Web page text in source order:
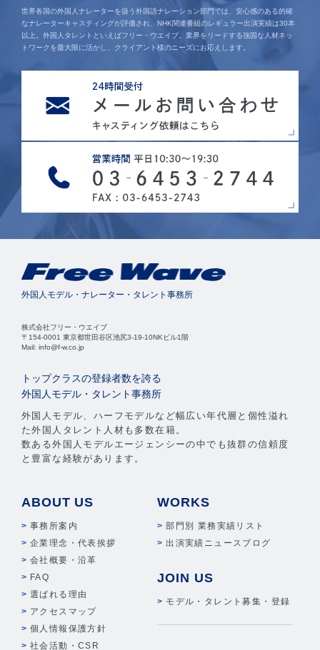
世界各国の外国人ナレーターを扱う外国語ナレーション部門では、安心感のある的確
なナレーターキャスティングが評価され、NHK関連番組のレギュラー出演実績は30本
以上。外国人タレントといえばフリー・ウエイブ。業界をリードする強固な人材ネッ
トワークを最大限に活かし、クライアント様のニーズにお応えします。
外国人モデル・ナレーター・タレント事務所
株式会社フリー・ウエイブ
〒154-0001 東京都世田谷区池尻3-19-10NKビル1階
Mail: info@f-w.co.jp
トップクラスの登録者数を誇る
外国人モデル・タレント事務所
外国人モデル、ハーフモデルなど幅広い年代層と個性溢れ
た外国人タレント人材も多数在籍。
数ある外国人モデルエージェンシーの中でも抜群の信頼度
と豊富な経験があります。
ABOUT US
事務所案内
企業理念・代表挨拶
会社概要・沿革
FAQ
選ばれる理由
アクセスマップ
個人情報保護方針
社会活動・CSR
WORKS
部門別 業務実績リスト
出演実績ニュースブログ
JOIN US
モデル・タレント募集・登録